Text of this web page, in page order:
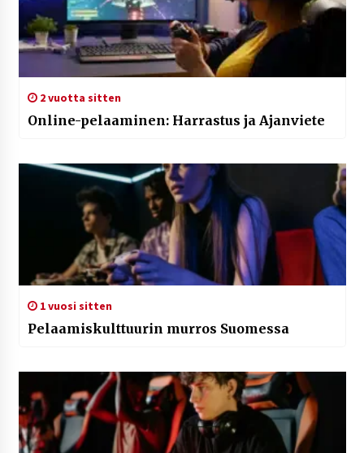
2 vuotta sitten
Online-pelaaminen: Harrastus ja Ajanviete
1 vuosi sitten
Pelaamiskulttuurin murros Suomessa